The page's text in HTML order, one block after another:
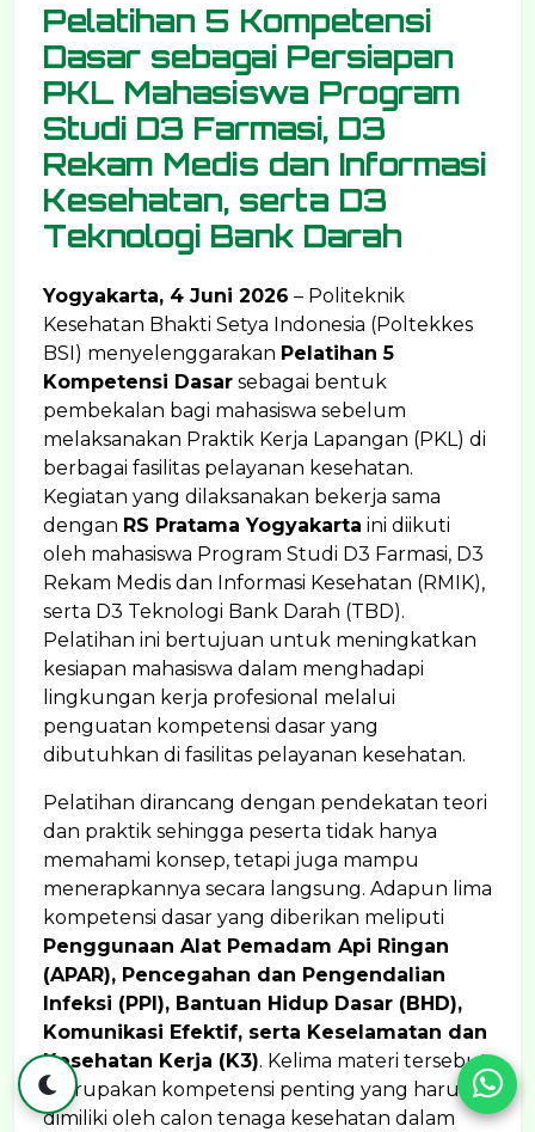
Pelatihan 5 Kompetensi
Dasar sebagai Persiapan
PKL Mahasiswa Program
Studi D3 Farmasi, D3
Rekam Medis dan Informasi
Kesehatan, serta D3
Teknologi Bank Darah
Yogyakarta, 4 Juni 2026 – Politeknik
Kesehatan Bhakti Setya Indonesia (Poltekkes
BSI) menyelenggarakan Pelatihan 5
Kompetensi Dasar sebagai bentuk
pembekalan bagi mahasiswa sebelum
melaksanakan Praktik Kerja Lapangan (PKL) di
berbagai fasilitas pelayanan kesehatan.
Kegiatan yang dilaksanakan bekerja sama
dengan RS Pratama Yogyakarta ini diikuti
oleh mahasiswa Program Studi D3 Farmasi, D3
Rekam Medis dan Informasi Kesehatan (RMIK),
serta D3 Teknologi Bank Darah (TBD).
Pelatihan ini bertujuan untuk meningkatkan
kesiapan mahasiswa dalam menghadapi
lingkungan kerja profesional melalui
penguatan kompetensi dasar yang
dibutuhkan di fasilitas pelayanan kesehatan.
Pelatihan dirancang dengan pendekatan teori
dan praktik sehingga peserta tidak hanya
memahami konsep, tetapi juga mampu
menerapkannya secara langsung. Adapun lima
kompetensi dasar yang diberikan meliputi
Penggunaan Alat Pemadam Api Ringan
(APAR), Pencegahan dan Pengendalian
Infeksi (PPI), Bantuan Hidup Dasar (BHD),
Komunikasi Efektif, serta Keselamatan dan
Kesehatan Kerja (K3). Kelima materi tersebut
merupakan kompetensi penting yang harus
dimiliki oleh calon tenaga kesehatan dalam